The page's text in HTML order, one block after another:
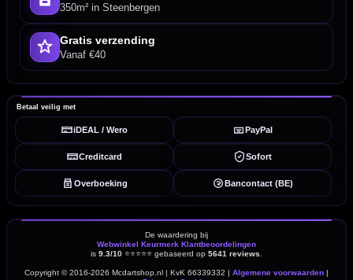
350m² in Steenbergen
Gratis verzending
Vanaf €40
Betaal veilig met
iDEAL / Wero PayPal
Creditcard Sofort
Overboeking Bancontact (BE)
De waardering bij
Webwinkel Keurmerk Klantbeoordelingen
is 9.3/10 ⭐⭐⭐⭐⭐ gebaseerd op 5641 reviews
Copyright © 2016-2026 Mcdartshop.nl | KvK 66339332 | Algemene voorwaarden |